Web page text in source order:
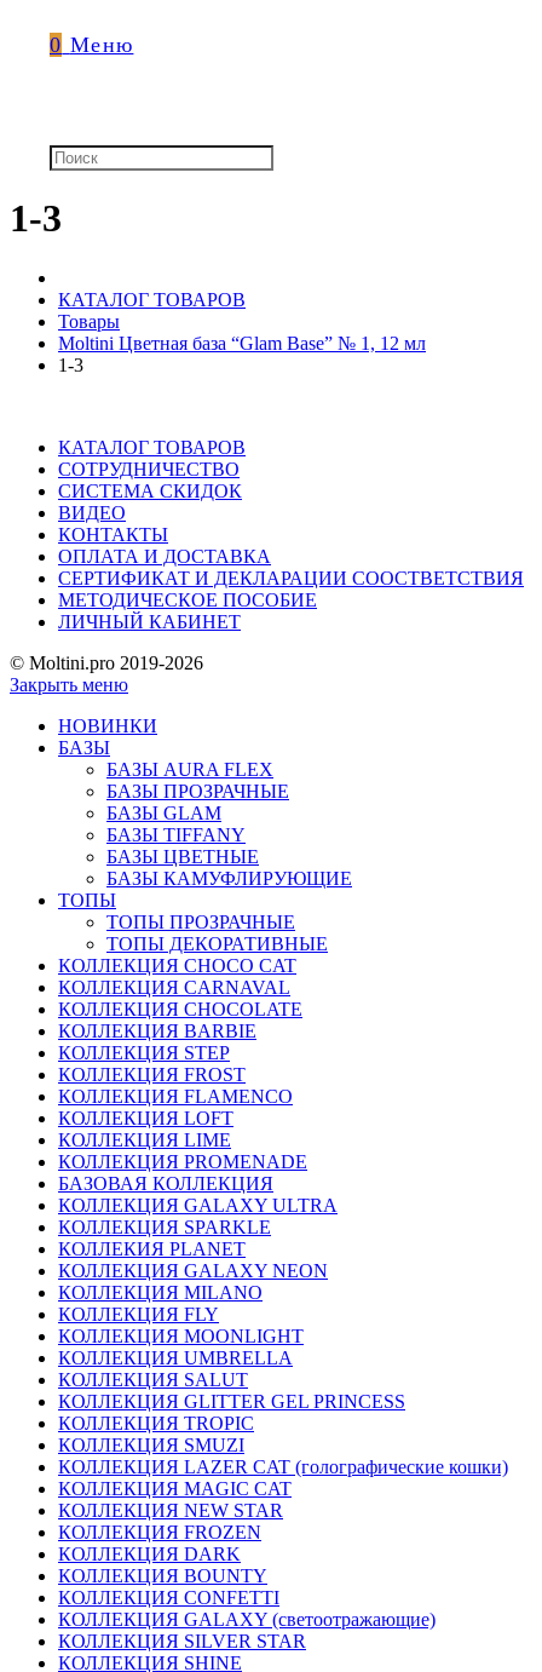
0 Меню
1-3
КАТАЛОГ ТОВАРОВ
Товары
Moltini Цветная база “Glam Base” № 1, 12 мл
1-3
КАТАЛОГ ТОВАРОВ
СОТРУДНИЧЕСТВО
СИСТЕМА СКИДОК
ВИДЕО
КОНТАКТЫ
ОПЛАТА И ДОСТАВКА
СЕРТИФИКАТ И ДЕКЛАРАЦИИ СООСТВЕТСТВИЯ
МЕТОДИЧЕСКОЕ ПОСОБИЕ
ЛИЧНЫЙ КАБИНЕТ
© Moltini.pro 2019-2026
Закрыть меню
НОВИНКИ
БАЗЫ
БАЗЫ AURA FLEX
БАЗЫ ПРОЗРАЧНЫЕ
БАЗЫ GLAM
БАЗЫ TIFFANY
БАЗЫ ЦВЕТНЫЕ
БАЗЫ КАМУФЛИРУЮЩИЕ
ТОПЫ
ТОПЫ ПРОЗРАЧНЫЕ
ТОПЫ ДЕКОРАТИВНЫЕ
КОЛЛЕКЦИЯ CHOCO CAT
КОЛЛЕКЦИЯ CARNAVAL
КОЛЛЕКЦИЯ CHOCOLATE
КОЛЛЕКЦИЯ BARBIE
КОЛЛЕКЦИЯ STEP
КОЛЛЕКЦИЯ FROST
КОЛЛЕКЦИЯ FLAMENCO
КОЛЛЕКЦИЯ LOFT
КОЛЛЕКЦИЯ LIME
КОЛЛЕКЦИЯ PROMENADE
БАЗОВАЯ КОЛЛЕКЦИЯ
КОЛЛЕКЦИЯ GALAXY ULTRA
КОЛЛЕКЦИЯ SPARKLE
КОЛЛЕКИЯ PLANET
КОЛЛЕКЦИЯ GALAXY NEON
КОЛЛЕКЦИЯ MILANO
КОЛЛЕКЦИЯ FLY
КОЛЛЕКЦИЯ MOONLIGHT
КОЛЛЕКЦИЯ UMBRELLA
КОЛЛЕКЦИЯ SALUT
КОЛЛЕКЦИЯ GLITTER GEL PRINCESS
КОЛЛЕКЦИЯ TROPIC
КОЛЛЕКЦИЯ SMUZI
КОЛЛЕКЦИЯ LAZER CAT (голографические кошки)
КОЛЛЕКЦИЯ MAGIC CAT
КОЛЛЕКЦИЯ NEW STAR
КОЛЛЕКЦИЯ FROZEN
КОЛЛЕКЦИЯ DARK
КОЛЛЕКЦИЯ BOUNTY
КОЛЛЕКЦИЯ CONFETTI
КОЛЛЕКЦИЯ GALAXY (светоотражающие)
КОЛЛЕКЦИЯ SILVER STAR
КОЛЛЕКЦИЯ SHINE